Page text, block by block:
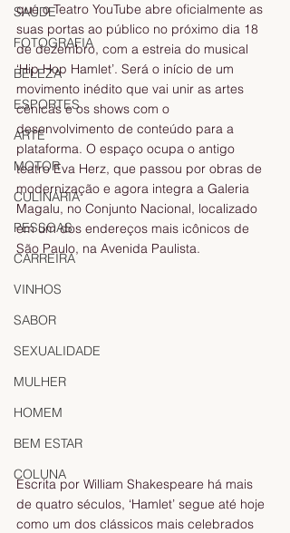
SAÚDE
FOTOGRAFIA
BELEZA
ESPORTES
ARTE
MOTOR
CULINÁRIA
PESSOAS
CARREIRA
VINHOS
SABOR
SEXUALIDADE
MULHER
HOMEM
BEM ESTAR
COLUNA
que o Teatro YouTube abre oficialmente as
suas portas ao público no próximo dia 18
de dezembro, com a estreia do musical
‘Hip Hop Hamlet’. Será o início de um
movimento inédito que vai unir as artes
cênicas e os shows com o
desenvolvimento de conteúdo para a
plataforma. O espaço ocupa o antigo
teatro Eva Herz, que passou por obras de
modernização e agora integra a Galeria
Magalu, no Conjunto Nacional, localizado
em um dos endereços mais icônicos de
São Paulo, na Avenida Paulista.
Escrita por William Shakespeare há mais
de quatro séculos, ‘Hamlet’ segue até hoje
como um dos clássicos mais celebrados